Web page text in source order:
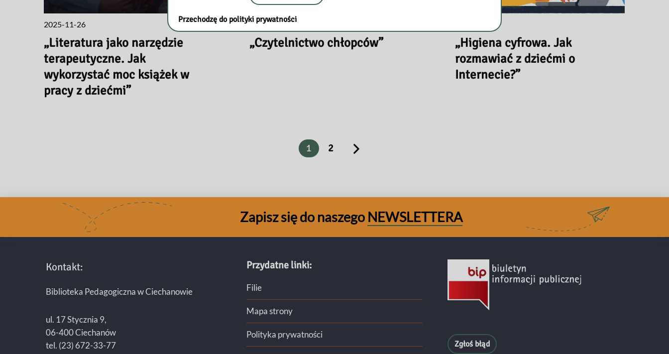
2025-11-26
„Literatura jako narzędzie
terapeutyczne. Jak
wykorzystać moc książek w
pracy z dziećmi”
2025-10-22
„Czytelnictwo chłopców”
„Higiena cyfrowa. Jak
rozmawiać z dziećmi o
Internecie?”
1 2
Zapisz się do naszego NEWSLETTERA
Kontakt:
Biblioteka Pedagogiczna w Ciechanowie
ul. 17 Stycznia 9,
06-400 Ciechanów
tel. (23) 672-33-77
Przydatne linki:
Filie
Mapa strony
Polityka prywatności
Zgłoś błąd
Przechodzę do polityki prywatności